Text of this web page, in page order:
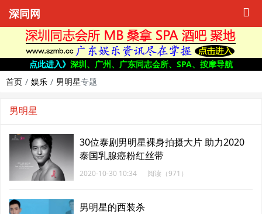
深同网
点此进入》 深圳、广州、广东同志会所、SPA、按摩导航
首页
娱乐 男明星专题
男明星
30位泰剧男明星裸身拍摄大片 助力2020
泰国乳腺癌粉红丝带
2020-10-30 10:34 阅读（971）
男明星的西装杀